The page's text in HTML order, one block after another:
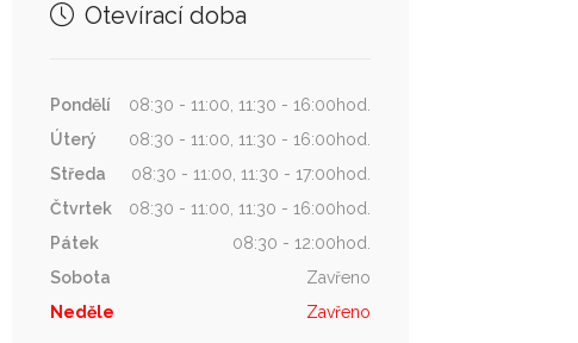
Otevírací doba
Pondělí
08:30 - 11:00, 11:30 - 16:00hod.
Úterý
08:30 - 11:00, 11:30 - 16:00hod.
Středa
08:30 - 11:00, 11:30 - 17:00hod.
Čtvrtek
08:30 - 11:00, 11:30 - 16:00hod.
Pátek
08:30 - 12:00hod.
Sobota
Zavřeno
Neděle
Zavřeno